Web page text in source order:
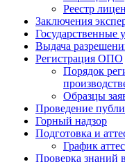
Реестр
Заключения
Государственные
Выдача
Регистрация ОПО
Порядок
Образцы
Проведение
Горный надзор
Подготовка и
График
Проверка знаний